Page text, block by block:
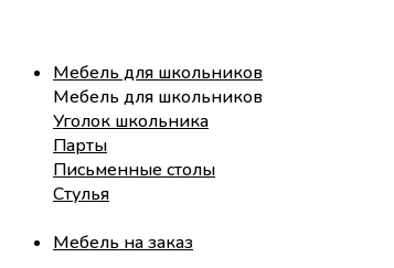
Мебель для школьников
Мебель для школьников
Уголок школьника
Парты
Письменные столы
Стулья
Мебель на заказ